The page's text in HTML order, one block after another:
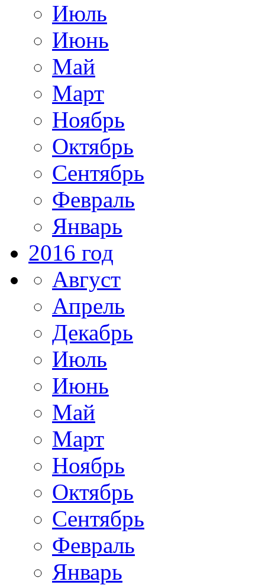
Июль
Июнь
Май
Март
Ноябрь
Октябрь
Сентябрь
Февраль
Январь
2016 год
Август
Апрель
Декабрь
Июль
Июнь
Май
Март
Ноябрь
Октябрь
Сентябрь
Февраль
Январь